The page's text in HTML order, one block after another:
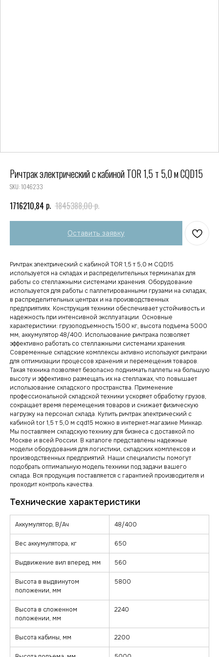
Ричтрак электрический с кабиной TOR 1,5 т 5,0 м CQD15
SKU:1046233
1716210,84 р. 1845388,00р.
Оставить заявку
Ричтрак электрический с кабиной TOR 1,5 т 5,0 м CQD15
используется на складах и распределительных терминалах для
работы со стеллажными системами хранения. Оборудование
используется для работы с паллетированными грузами на складах,
в распределительных центрах и на производственных
предприятиях. Конструкция техники обеспечивает устойчивость и
надежность при интенсивной эксплуатации. Основные
характеристики: грузоподъемность 1500 кг, высота подъема 5000
мм, аккумулятор 48/400. Использование ричтрака позволяет
эффективно работать со стеллажными системами хранения.
Современные складские комплексы активно используют ричтраки
для оптимизации процессов хранения и перемещения товаров.
Такая техника позволяет безопасно поднимать паллеты на большую
высоту и эффективно размещать их на стеллажах, что повышает
использование складского пространства. Применение
профессиональной складской техники ускоряет обработку грузов,
сокращает время перемещения товаров и снижает физическую
нагрузку на персонал склада. Купить ричтрак электрический с
кабиной tor 1,5 т 5,0 м cqd15 можно в интернет‑магазине Минкар.
Мы поставляем складскую технику для бизнеса с доставкой по
Москве и всей России. В каталоге представлены надежные
модели оборудования для логистики, складских комплексов и
производственных предприятий. Наши специалисты помогут
подобрать оптимальную модель техники под задачи вашего
склада. Вся продукция поставляется с гарантией производителя и
проходит контроль качества.
Аккумулятор, В/Ач 48/400
Вес аккумулятора, кг 650
Выдвижение вил вперед, мм 560
Высота в выдвинутом
положении, мм
5800
Высота в сложенном
положении, мм
2240
Высота кабины, мм 2200